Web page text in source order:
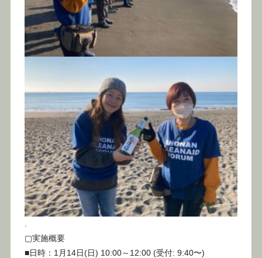
▢実施概要
■日時：1月14日(日) 10:00～12:00 (受付: 9:40〜)